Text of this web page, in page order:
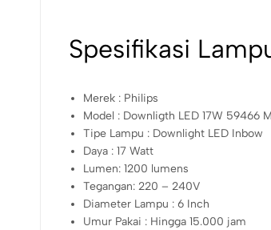
Spesifikasi
Merek : Philips
Model : Downligth LED 17W 59466
Tipe Lampu : Downlight LED Inbow
Daya : 17 Watt
Lumen: 1200 lumens
Tegangan: 220 – 240V
Diameter Lampu : 6 Inch
Umur Pakai : Hingga 15.000 jam